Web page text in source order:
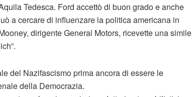
Tedesca. Ford accettò di buon grado e anche
a cercare di influenzare la politica americana in
dirigente General Motors, ricevette una simile
del Nazifascismo prima ancora di essere le
della Democrazia.